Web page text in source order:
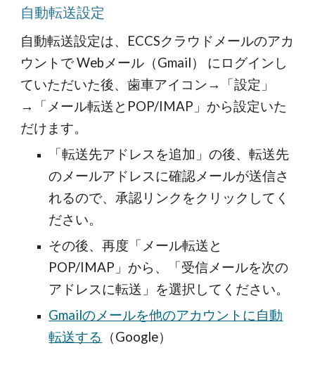
自動転送設定
自動転送設定は、ECCSクラウドメールのアカ
ウントで Webメール（Gmail） にログインし
ていただいた後、歯車アイコン→「設定」
→「メール転送とPOP/IMAP」から設定いた
だけます。
「転送先アドレスを追加」の後、転送先
のメールアドレスに確認メールが送信さ
れるので、承認リンクをクリックしてく
ださい。
その後、再度「メール転送と
POP/IMAP」から、「受信メールを次の
アドレスに転送」を選択してください。
Gmailのメールを他のアカウントに自動
転送する
（Google）